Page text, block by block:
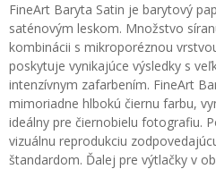
FineArt Baryta Satin je barytový
saténovým leskom. Množstvo
kombinácii s mikroporéznou
poskytuje vynikajúce výsledky s
intenzívnym zafarbením. FineArt
mimoriadne hlbokú čiernu farbu,
ideálny pre čiernobielu fotografiu.
vizuálnu reprodukciu
štandardom. Ďalej pre výtlačky v